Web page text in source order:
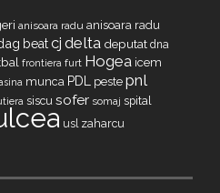
anisoara radu anisoara radu
beatcj delta deputat dna
frontiera furt Hogea icem
munca PDL peste pnl
siscu sofer somaj spital
usl zaharcu